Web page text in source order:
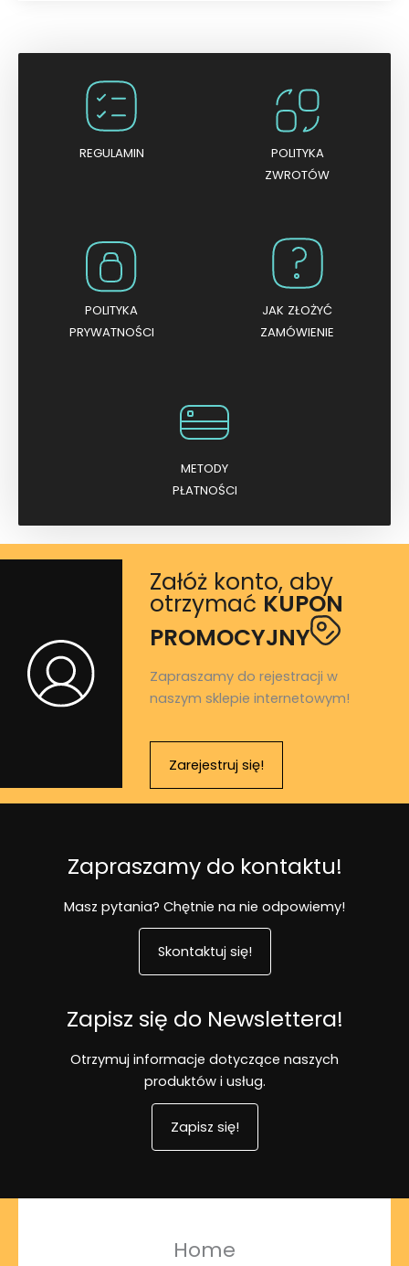
n
a
5
REGULAMIN
POLITYKA
ZWROTÓW
POLITYKA
PRYWATNOŚCI
JAK ZŁOŻYĆ
ZAMÓWIENIE
METODY
PŁATNOŚCI
Załóż konto, aby
otrzymać KUPON
PROMOCYJNY
Zapraszamy do rejestracji w
naszym sklepie internetowym!
Zarejestruj się!
Zapraszamy do kontaktu!
Masz pytania? Chętnie na nie odpowiemy!
Skontaktuj się!
Zapisz się do Newslettera!
Otrzymuj informacje dotyczące naszych
produktów i usług.
Zapisz się!
Home